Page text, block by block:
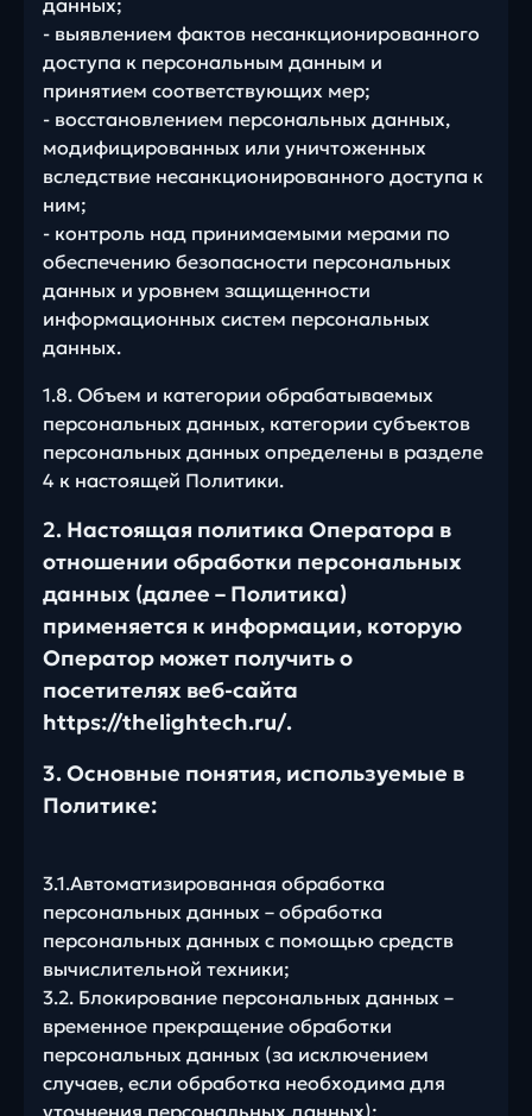
данных;
- выявлением фактов несанкционированного
доступа к персональным данным и
принятием соответствующих мер;
- восстановлением персональных данных,
модифицированных или уничтоженных
вследствие несанкционированного доступа к
ним;
- контроль над принимаемыми мерами по
обеспечению безопасности персональных
данных и уровнем защищенности
информационных систем персональных
данных.
1.8. Объем и категории обрабатываемых
персональных данных, категории субъектов
персональных данных определены в разделе
4 к настоящей Политики.
2. Настоящая политика Оператора в
отношении обработки персональных
данных (далее – Политика)
применяется к информации, которую
Оператор может получить о
посетителях веб-сайта
https://thelightech.ru/.
3. Основные понятия, используемые в
Политике:
3.1.Автоматизированная обработка
персональных данных – обработка
персональных данных с помощью средств
вычислительной техники;
3.2. Блокирование персональных данных –
временное прекращение обработки
персональных данных (за исключением
случаев, если обработка необходима для
уточнения персональных данных);